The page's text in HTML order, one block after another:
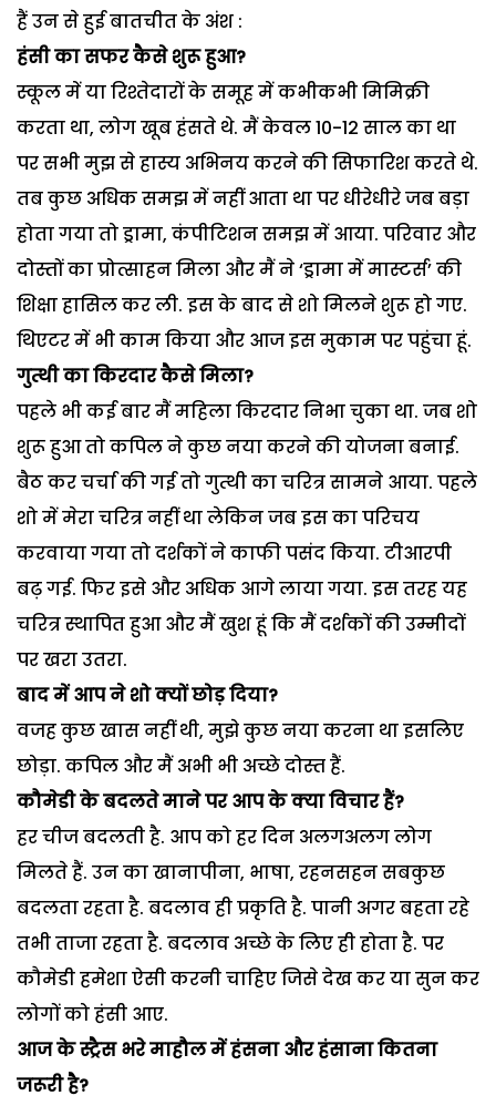
हैं उन से हुई बातचीत के अंश :
हंसी का सफर कैसे शुरू हुआ?
स्कूल में या रिश्तेदारों के समूह में कभीकभी मिमिक्री
करता था, लोग खूब हंसते थे. मैं केवल 10-12 साल का था
पर सभी मुझ से हास्य अभिनय करने की सिफारिश करते थे.
तब कुछ अधिक समझ में नहीं आता था पर धीरेधीरे जब बड़ा
होता गया तो ड्रामा, कंपीटिशन समझ में आया. परिवार और
दोस्तों का प्रोत्साहन मिला और मैं ने ‘ड्रामा में मास्टर्स’ की
शिक्षा हासिल कर ली. इस के बाद से शो मिलने शुरू हो गए.
थिएटर में भी काम किया और आज इस मुकाम पर पहुंचा हूं.
गुत्थी का किरदार कैसे मिला?
पहले भी कई बार मैं महिला किरदार निभा चुका था. जब शो
शुरू हुआ तो कपिल ने कुछ नया करने की योजना बनाई.
बैठ कर चर्चा की गई तो गुत्थी का चरित्र सामने आया. पहले
शो में मेरा चरित्र नहीं था लेकिन जब इस का परिचय
करवाया गया तो दर्शकों ने काफी पसंद किया. टीआरपी
बढ़ गई. फिर इसे और अधिक आगे लाया गया. इस तरह यह
चरित्र स्थापित हुआ और मैं खुश हूं कि मैं दर्शकों की उम्मीदों
पर खरा उतरा.
बाद में आप ने शो क्यों छोड़ दिया?
वजह कुछ खास नहीं थी, मुझे कुछ नया करना था इसलिए
छोड़ा. कपिल और मैं अभी भी अच्छे दोस्त हैं.
कौमेडी के बदलते माने पर आप के क्या विचार हैं?
हर चीज बदलती है. आप को हर दिन अलगअलग लोग
मिलते हैं. उन का खानापीना, भाषा, रहनसहन सबकुछ
बदलता रहता है. बदलाव ही प्रकृति है. पानी अगर बहता रहे
तभी ताजा रहता है. बदलाव अच्छे के लिए ही होता है. पर
कौमेडी हमेशा ऐसी करनी चाहिए जिसे देख कर या सुन कर
लोगों को हंसी आए.
आज के स्ट्रैस भरे माहौल में हंसना और हंसाना कितना
जरूरी है?